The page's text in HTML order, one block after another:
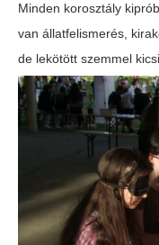
Minden korosztály
van állatfelismerés,
de lekötött szemmel